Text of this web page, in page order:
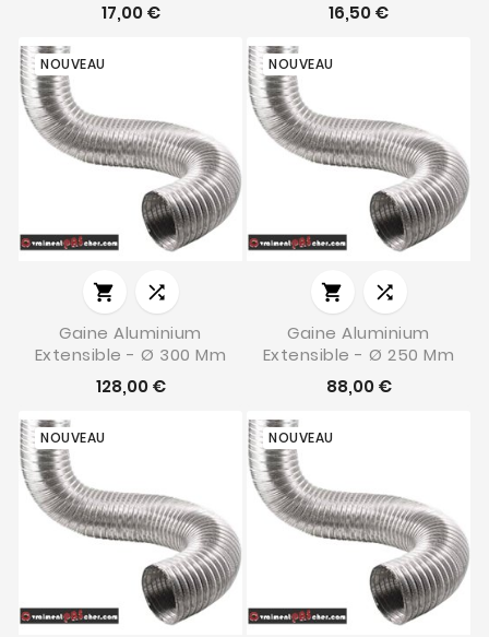
17,00 €
16,50 €
NOUVEAU


Gaine Aluminium
Extensible - Ø 300 Mm
128,00 €
NOUVEAU


Gaine Aluminium
Extensible - Ø 250 Mm
88,00 €
NOUVEAU NOUVEAU